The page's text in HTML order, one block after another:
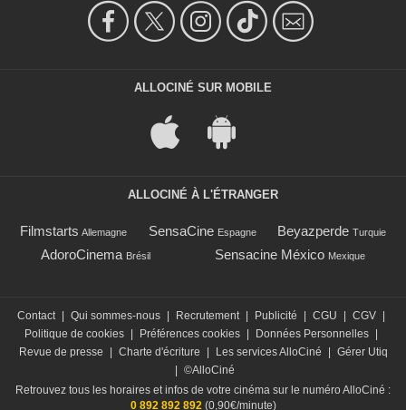
ALLOCINÉ SUR MOBILE
ALLOCINÉ À L'ÉTRANGER
Filmstarts Allemagne SensaCine Espagne Beyazperde Turquie
AdoroCinema Brésil Sensacine México Mexique
Contact Qui sommes-nous Recrutement Publicité CGU CGV
Politique de cookies
Préférences cookies Données Personnelles
Revue de presse
Charte d'écriture Les services AlloCiné
Gérer Utiq
©AlloCiné
Retrouvez tous les horaires et infos de votre cinéma sur le numéro AlloCiné :
0 892 892 892(0,90€/minute)